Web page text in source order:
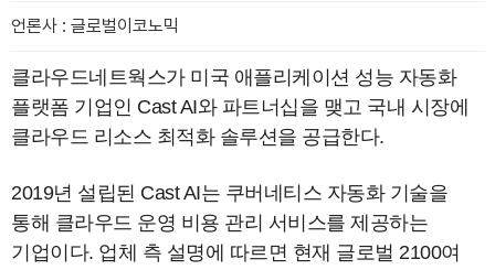
언론사 : 글로벌이코노믹
클라우드네트웍스가 미국 애플리케이션 성능 자동화
플랫폼 기업인 Cast AI와 파트너십을 맺고 국내 시장에
클라우드 리소스 최적화 솔루션을 공급한다.
2019년 설립된 Cast AI는 쿠버네티스 자동화 기술을
통해 클라우드 운영 비용 관리 서비스를 제공하는
기업이다. 업체 측 설명에 따르면 현재 글로벌 2100여